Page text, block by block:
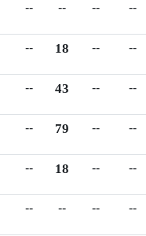
-- -- -- --
-- 18 -- --
-- 43 -- --
-- 79 -- --
-- 18 -- --
-- -- -- --